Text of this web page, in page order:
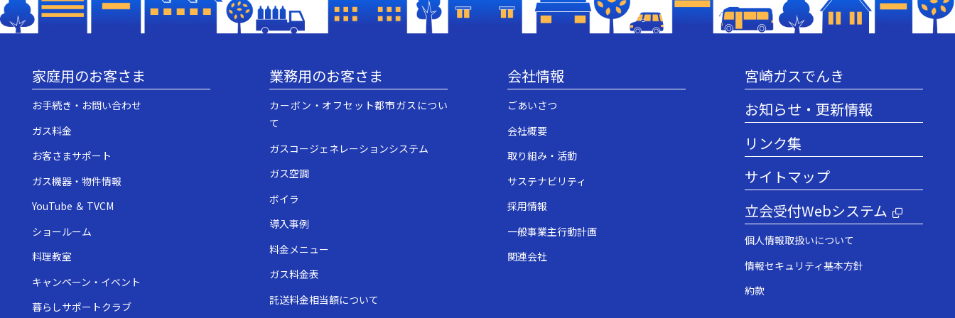
家庭用のお客さま
お手続き・お問い合わせ
ガス料金
お客さまサポート
ガス機器・物件情報
YouTube ＆ TVCM
ショールーム
料理教室
キャンペーン・イベント
暮らしサポートクラブ
業務用のお客さま
カーボン・オフセット都市ガスについ
て
ガスコージェネレーションシステム
ガス空調
ボイラ
導入事例
料金メニュー
ガス料金表
託送料金相当額について
会社情報
ごあいさつ
会社概要
取り組み・活動
サステナビリティ
採用情報
一般事業主行動計画
関連会社
宮崎ガスでんき
お知らせ・更新情報
リンク集
サイトマップ
立会受付Webシステム
個人情報取扱いについて
情報セキュリティ基本方針
約款